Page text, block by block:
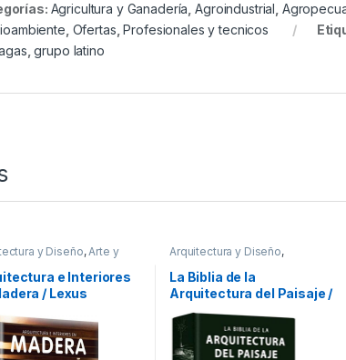
Agricultura y Ganadería ,Agroindustrial
Ofertas ,Profesionales y tecnicos
,grupo latino
y Diseño,Arte y
Diseño
y tecnicos
e Interiores
/ Lexus
Arquitectura y Diseño,
Arquitectura y Urbanismo
Afines,Decoración
y Muebles ,Diseño
Interes
General,Ofertas ,Profesionales
La Biblia de la
Arquitectura del Paisaje /
Francesc Zamora Mola –
Julio Fajardo / Lexus